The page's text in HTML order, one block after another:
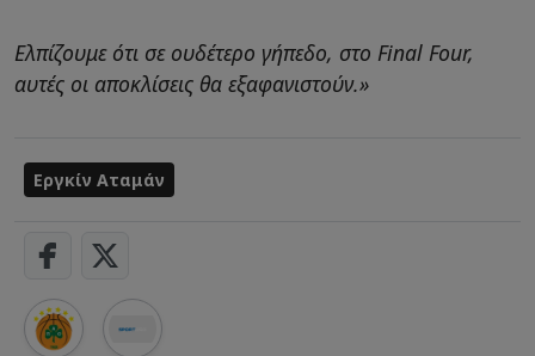
Ελπίζουμε ότι σε ουδέτερο γήπεδο, στο Final Four,
αυτές οι αποκλίσεις θα εξαφανιστούν.»
Εργκίν Αταμάν